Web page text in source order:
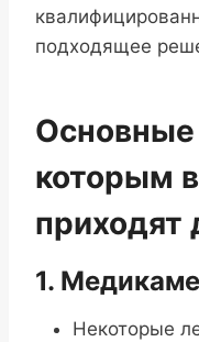
подходящее
которым
приходят
1.
Некоторые